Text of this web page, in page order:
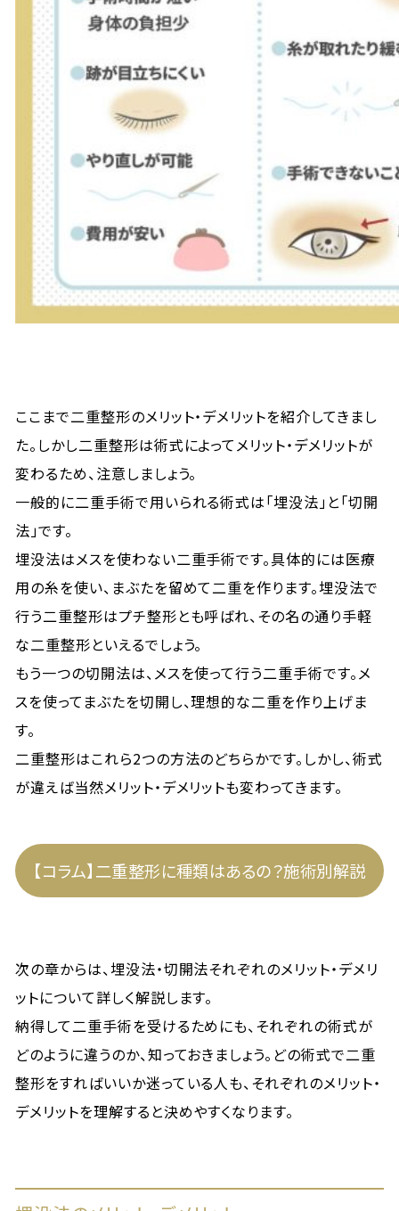
ここまで二重整形のメリット・デメリットを紹介してきまし
た。しかし二重整形は術式によってメリット・デメリットが
変わるため、注意しましょう。
一般的に二重手術で用いられる術式は「埋没法」と「切開
法」です。
埋没法はメスを使わない二重手術です。具体的には医療
用の糸を使い、まぶたを留めて二重を作ります。埋没法で
行う二重整形はプチ整形とも呼ばれ、その名の通り手軽
な二重整形といえるでしょう。
もう一つの切開法は、メスを使って行う二重手術です。メ
スを使ってまぶたを切開し、理想的な二重を作り上げま
す。
二重整形はこれら2つの方法のどちらかです。しかし、術式
が違えば当然メリット・デメリットも変わってきます。
【コラム】二重整形に種類はあるの？施術別解説
次の章からは、埋没法・切開法それぞれのメリット・デメリ
ットについて詳しく解説します。
納得して二重手術を受けるためにも、それぞれの術式が
どのように違うのか、知っておきましょう。どの術式で二重
整形をすればいいか迷っている人も、それぞれのメリット・
デメリットを理解すると決めやすくなります。